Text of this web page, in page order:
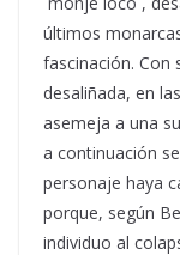
últimos
fascinación. Con
desaliñada, en
asemeja a una
a continuación
personaje haya
porque, según
individuo al